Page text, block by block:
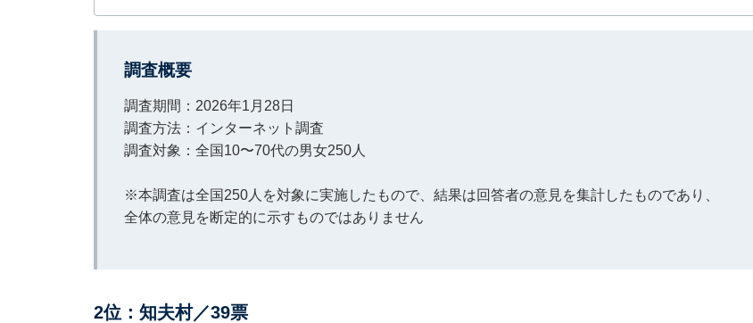
調査概要
調査期間：2026年1月28日
調査方法：インターネット調査
調査対象：全国10〜70代の男女250人
※本調査は全国250人を対象に実施したもので、結果は回答者の意見を集計したものであり、
全体の意見を断定的に示すものではありません
2位：知夫村／39票